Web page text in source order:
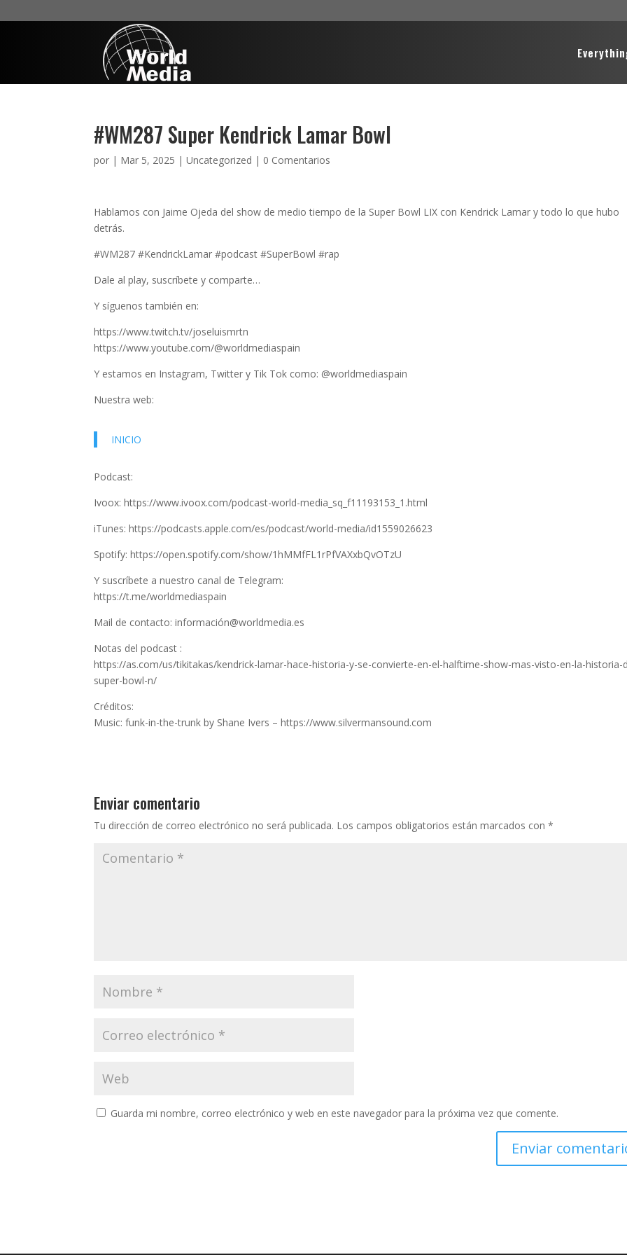
#WM287 Super Kendrick Lamar Bowl
por | Mar 5, 2025 |Uncategorized | 0 Comentarios
Hablamos con Jaime Ojeda del show de medio tiempo de la Super Bowl LIX con Kendrick Lamar y todo lo que hubo
detrás.
#WM287 #KendrickLamar #podcast #SuperBowl #rap
Dale al play, suscríbete y comparte…
Y síguenos también en:
https://www.twitch.tv/joseluismrtn
https://www.youtube.com/@worldmediaspain
Y estamos en Instagram, Twitter y Tik Tok como: @worldmediaspain
Nuestra web:
INICIO
Podcast:
Ivoox: https://www.ivoox.com/podcast-world-media_sq_f11193153_1.html
iTunes: https://podcasts.apple.com/es/podcast/world-media/id1559026623
Spotify: https://open.spotify.com/show/1hMMfFL1rPfVAXxbQvOTzU
Y suscríbete a nuestro canal de Telegram:
https://t.me/worldmediaspain
Mail de contacto: información@worldmedia.es
Notas del podcast :
https://as.com/us/tikitakas/kendrick-lamar-hace-historia-y-se-convierte-en-el-halftime-show-mas-visto-en-la-historia-
super-bowl-n/
Créditos:
Music: funk-in-the-trunk by Shane Ivers – https://www.silvermansound.com
Enviar comentario
Tu dirección de correo electrónico no será publicada. Los campos obligatorios están marcados con*
Guarda mi nombre, correo electrónico y web en este navegador para la próxima vez que comente.